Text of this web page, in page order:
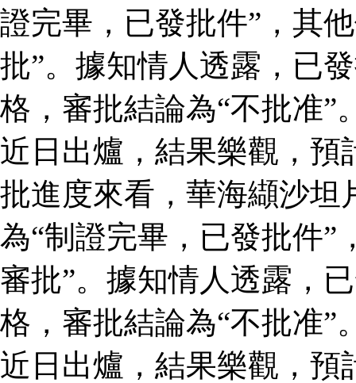
證完畢，已發批件”，其
批”。據知情人透露，已
格，審批結論為“不批准”
近日出爐，結果樂觀，
批進度來看，華海纈沙坦
為“制證完畢，已發批件”
審批”。據知情人透露，
格，審批結論為“不批准”
近日出爐，結果樂觀，